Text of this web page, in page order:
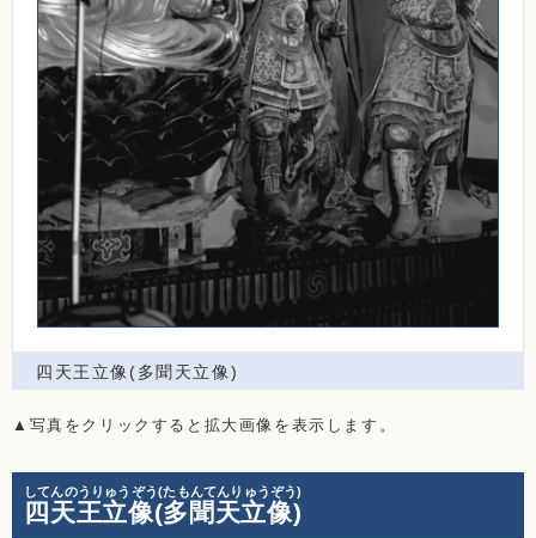
四天王立像(多聞天立像)
▲写真をクリックすると拡大画像を表示します。
四天王立像(多聞天立像)
してんのうりゅうぞう(たもんてんりゅうぞう)